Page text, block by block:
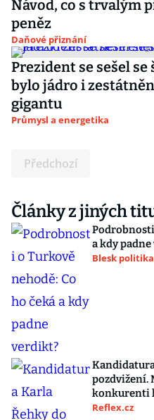
Návod, co s trvalým
peněz
Daňové přiznání
Prezident se sešel se
bylo jádro i
gigantu
Průmysl a energetika
Předchozí
Články z jiných
Podrobnosti
a kdy
Blesk politika
pozdvižení.
konkurenti
Reflex.cz